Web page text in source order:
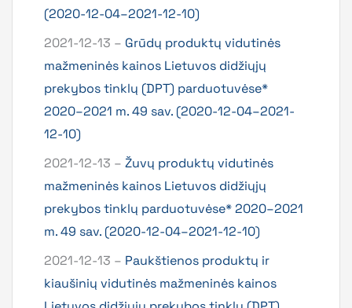
(2020-12-04–2021-12-10)
2021-12-13 – Grūdų produktų vidutinės
mažmeninės kainos Lietuvos didžiųjų
prekybos tinklų (DPT) parduotuvėse*
2020–2021 m. 49 sav. (2020-12-04–2021-
12-10)
2021-12-13 – Žuvų produktų vidutinės
mažmeninės kainos Lietuvos didžiųjų
prekybos tinklų parduotuvėse* 2020–2021
m. 49 sav. (2020-12-04–2021-12-10)
2021-12-13 – Paukštienos produktų ir
kiaušinių vidutinės mažmeninės kainos